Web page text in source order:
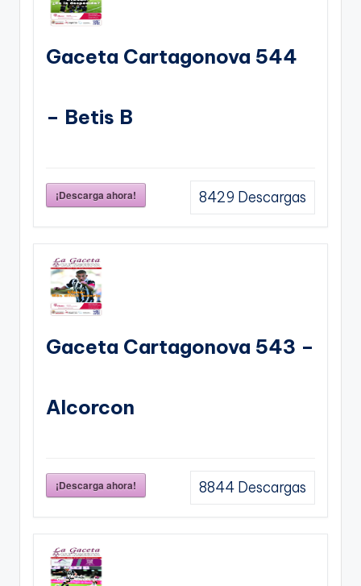
Gaceta Cartagonova 544
– Betis B
¡Descarga ahora! 8429 Descargas
Gaceta Cartagonova 543 –
Alcorcon
¡Descarga ahora! 8844 Descargas